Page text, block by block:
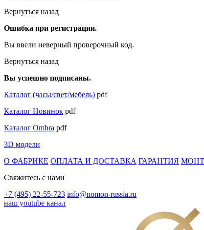
Вернуться назад
Ошибка при регистрации.
Вы ввели неверный проверочный код.
Вернуться назад
Вы успешно подписаны.
Каталог (часы/свет/мебель) pdf
Каталог Новинок pdf
Каталог Ombra pdf
3D модели
О ФАБРИКЕ ОПЛАТА И ДОСТАВКА ГАРАНТИЯ
Свяжитесь с нами
+7 (495) 22-55-723 info@nomon-russia.ru
наш youtube канал